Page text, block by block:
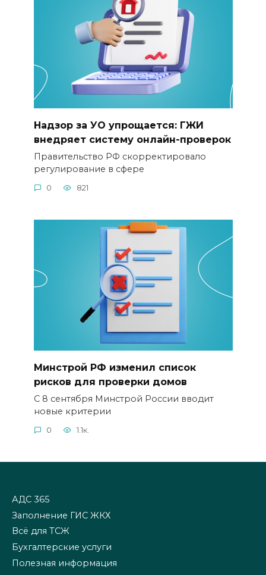
Надзор за УО упрощается: ГЖИ
внедряет систему онлайн-проверок
Правительство РФ скорректировало
регулирование в сфере
0 821
Минстрой РФ изменил список
рисков для проверки домов
С 8 сентября Минстрой России вводит
новые критерии
0 1.1к.
АДС 365
Заполнение ГИС ЖКХ
Всё для ТСЖ
Бухгалтерские услуги
Полезная информация